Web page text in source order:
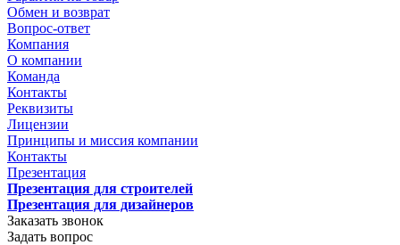
Обмен и возврат
Вопрос-ответ
Компания
О компании
Команда
Контакты
Реквизиты
Лицензии
Принципы и миссия компании
Контакты
Презентация
Презентация для строителей
Презентация для дизайнеров
Заказать звонок
Задать вопрос